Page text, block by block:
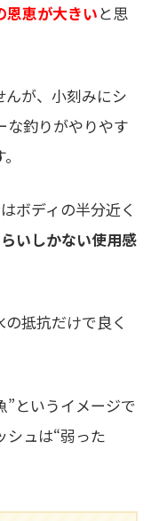
恩恵が大きいと思
が、小刻みにシ
な釣りがやりやす
ボディの半分近く
いしかない使用感
抵抗だけで良く
”というイメージで
シュは“弱った